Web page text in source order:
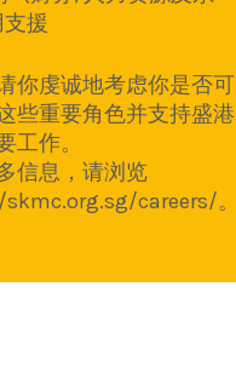
援
你虔诚地考虑你是否可
些重要角色并支持盛港
工作。
信息，请浏览
careers/。